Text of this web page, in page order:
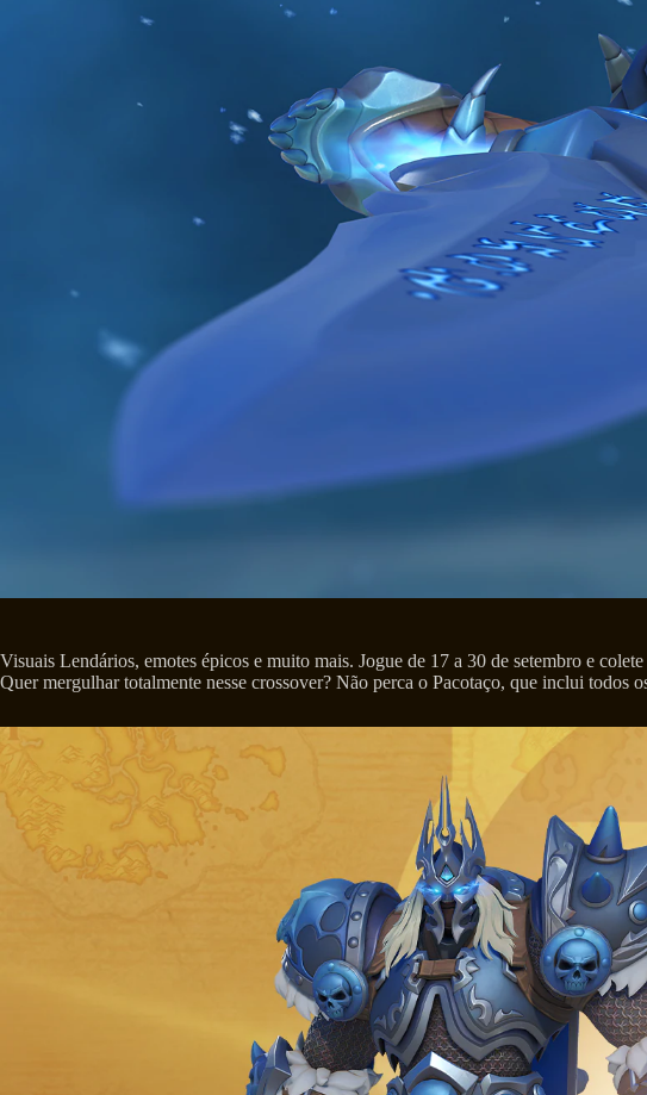
Visuais Lendários, emotes épicos e muito mais. Jogue de 17 a 30 de setembro e
Quer mergulhar totalmente nesse crossover? Não perca o Pacotaço, que inclui todos